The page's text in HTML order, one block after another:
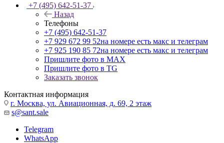
+7 (495) 642-51-37
Назад
Телефоны
+7 (495) 642-51-37
+7 929 672 99 52на номере есть макс и телеграм
+7 925 190 85 72на номере есть макс и телеграм
Пришлите фото в MAX
Пришлите фото в TG
Заказать звонок
Контактная информация
г. Москва, ул. Авиационная, д. 69, 2 этаж
s@sant.sale
Telegram
WhatsApp